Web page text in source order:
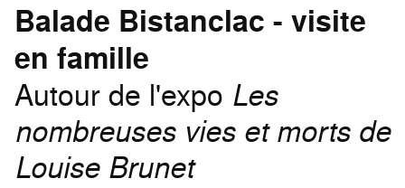
Balade Bistanclac - visite
en famille
Autour de l'expo Les
nombreuses vies et morts de
Louise Brunet